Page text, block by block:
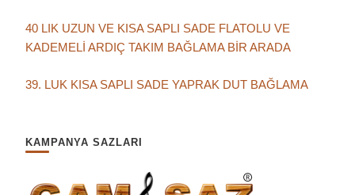
40 LIK UZUN VE KISA SAPLI SADE FLATOLU VE
KADEMELİ ARDIÇ TAKIM BAĞLAMA BİR ARADA
39. LUK KISA SAPLI SADE YAPRAK DUT BAĞLAMA
KAMPANYA SAZLARI